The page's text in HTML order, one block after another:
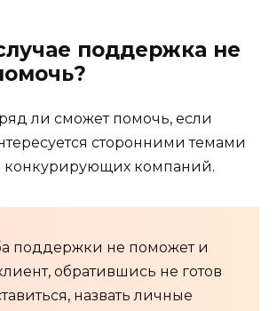
поддержка не
ли сможет помочь, если
сторонними темами
конкурирующих компаний.
поддержки не поможет и
обратившись не готов
назвать личные